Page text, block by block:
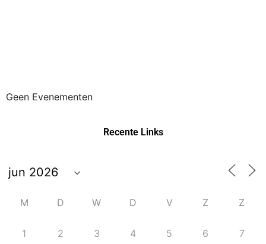
Geen Evenementen
Recente Links
M D W D V Z Z
1 2 3 4 5 6 7